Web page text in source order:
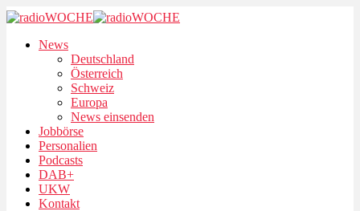
News
Deutschland
Österreich
Schweiz
Europa
News einsenden
Jobbörse
Personalien
Podcasts
DAB+
UKW
Kontakt